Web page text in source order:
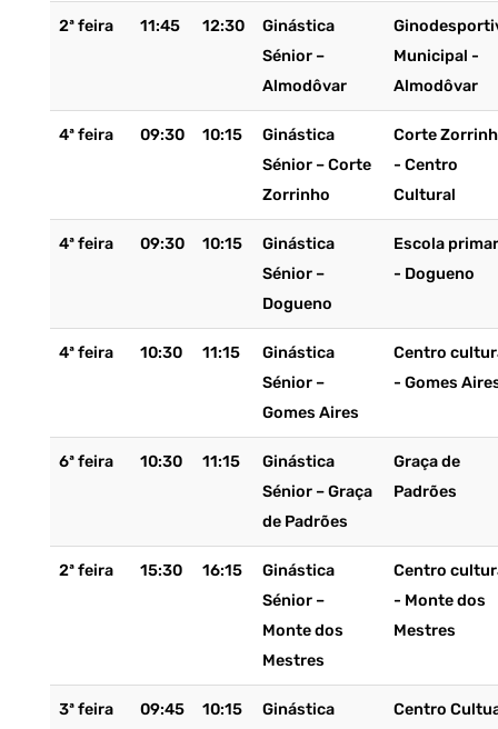
2ª feira 11:45 12:30
Ginástica
Sénior –
Almodôvar
Municipal -
Almodôvar
4ª feira 09:30 10:15
Ginástica
Sénior – Corte
Zorrinho
Corte
- Centro
Cultural
4ª feira 09:30 10:15
Ginástica
Sénior –
Dogueno
Escola
- Dogueno
4ª feira 10:30 11:15
Ginástica
Sénior –
Gomes Aires
Centro
- Gomes
6ª feira 10:30 11:15
Ginástica
Sénior – Graça
de Padrões
Graça de
Padrões
2ª feira 15:30 16:15
Ginástica
Sénior –
Monte dos
Mestres
Centro
- Monte dos
Mestres
3ª feira 09:45 10:15
Ginástica
Centro